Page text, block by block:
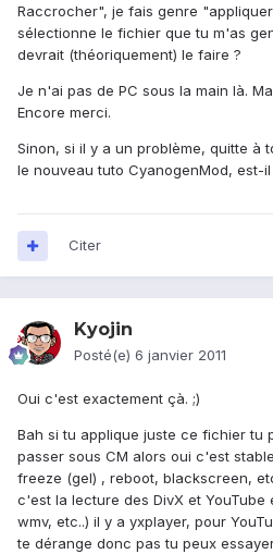
Raccrocher", je fais genre
sélectionne le fichier que tu m'as
devrait (théoriquement) le faire ?
Je n'ai pas de PC sous la main là.
Encore merci.
Sinon, si il y a un problème, quitte à
le nouveau tuto CyanogenMod, est-
Citer
Kyojin
Posté(e) 6 janvier 2011
Oui c'est exactement çà. ;)
Bah si tu applique juste ce fichier tu
passer sous CM alors oui c'est
freeze (gel) , reboot, blackscreen,
c'est la lecture des DivX et YouTube
wmv, etc..) il y a yxplayer, pour
te dérange donc pas tu peux